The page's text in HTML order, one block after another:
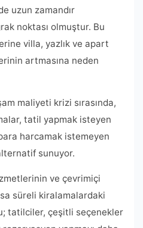
uzun zamandır
noktası olmuştur. Bu
villa, yazlık ve apart
artmasına neden
maliyeti krizi sırasında,
tatil yapmak isteyen
harcamak istemeyen
sunuyor.
ve çevrimiçi
süreli kiralamalardaki
tatilciler, çeşitli seçenekler